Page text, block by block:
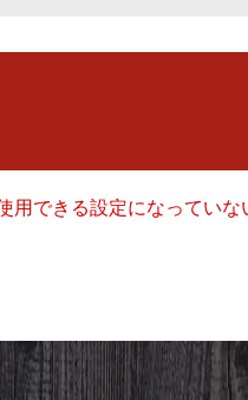
検
用できる設定になってい